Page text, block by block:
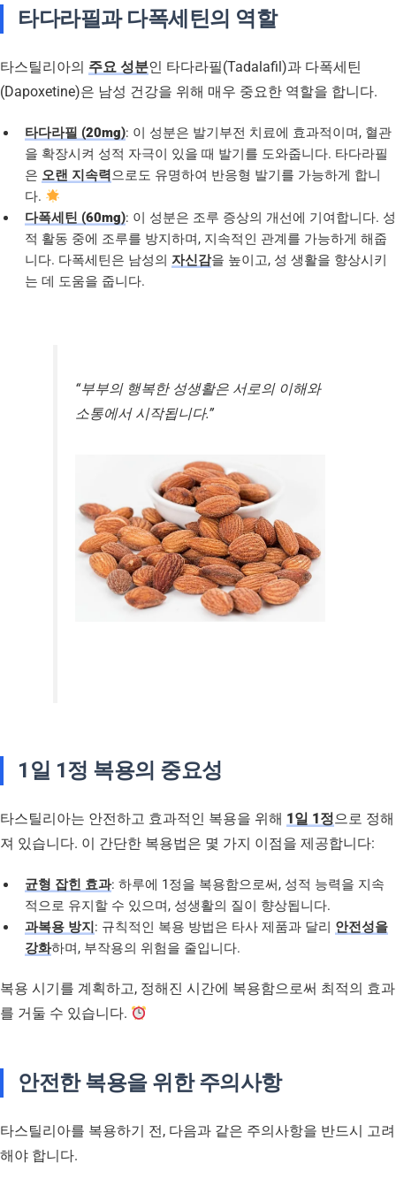
타다라필과 다폭세틴의 역할
타스틸리아의 주요 성분인 타다라필(Tadalafil)과 다폭세틴
(Dapoxetine)은 남성 건강을 위해 매우 중요한 역할을 합니다.
타다라필 (20mg): 이 성분은 발기부전 치료에 효과적이며, 혈관
을 확장시켜 성적 자극이 있을 때 발기를 도와줍니다. 타다라필
은 오랜 지속력으로도 유명하여 반응형 발기를 가능하게 합니
다.
다폭세틴 (60mg): 이 성분은 조루 증상의 개선에 기여합니다. 성
적 활동 중에 조루를 방지하며, 지속적인 관계를 가능하게 해줍
니다. 다폭세틴은 남성의 자신감을 높이고, 성 생활을 향상시키
는 데 도움을 줍니다.
“부부의 행복한 성생활은 서로의 이해와
소통에서 시작됩니다.”
1일 1정 복용의 중요성
타스틸리아는 안전하고 효과적인 복용을 위해 1일 1정으로 정해
져 있습니다. 이 간단한 복용법은 몇 가지 이점을 제공합니다:
균형 잡힌 효과: 하루에 1정을 복용함으로써, 성적 능력을 지속
적으로 유지할 수 있으며, 성생활의 질이 향상됩니다.
과복용 방지: 규칙적인 복용 방법은 타사 제품과 달리 안전성을
강화하며, 부작용의 위험을 줄입니다.
복용 시기를 계획하고, 정해진 시간에 복용함으로써 최적의 효과
를 거둘 수 있습니다.
안전한 복용을 위한 주의사항
타스틸리아를 복용하기 전, 다음과 같은 주의사항을 반드시 고려
해야 합니다.